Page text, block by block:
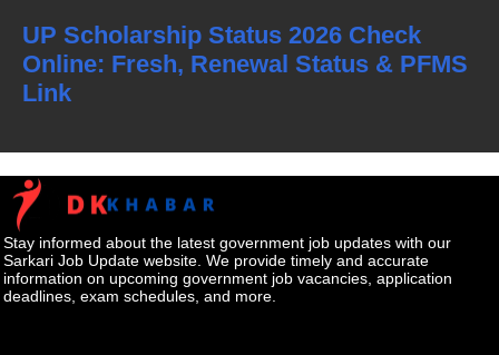
UP Scholarship Status 2026 Check
Online: Fresh, Renewal Status & PFMS
Link
Stay informed about the latest government job updates with our
Sarkari Job Update website. We provide timely and accurate
information on upcoming government job vacancies, application
deadlines, exam schedules, and more.